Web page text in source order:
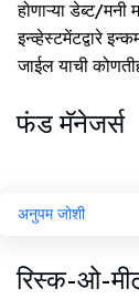
होणाऱ्या डेब्ट/
इन्व्हेस्टमेंटद्वारे
जाईल याची
फंड मॅनेजर्स
अनुपम जोशी
रिस्क-ओ-